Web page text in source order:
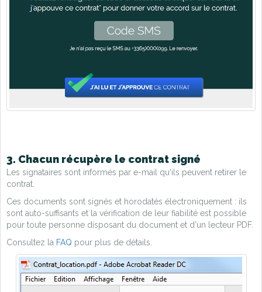
3. Chacun récupère le contrat signé
Les signataires sont informés par e-mail qu'ils peuvent retirer le
contrat.
Ces documents sont signés et horodatés électroniquement : ils
sont auto-suffisants et la vérification de leur fiabilité est possible
pour toute personne disposant du document et d'un lecteur PDF.
Consultez la FAQ pour plus de détails.